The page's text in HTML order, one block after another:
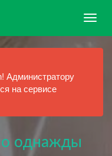
Администратору
на сервисе
однажды